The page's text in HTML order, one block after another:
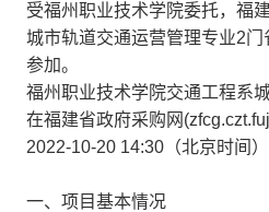
受福州职业技术学院委托， 福
城市轨道交通运营管理专业2
参加。
福州职业技术学院交通工程系
在福建省政府采购网
2022-10-20 14:30（北京时间
一、项目基本情况